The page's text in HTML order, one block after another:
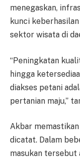
menegaskan,
kunci
sektor wisata di
“Peningkatan
hingga
diakses petani
pertanian maju,”
Akbar
dicatat. Dalam
masukan tersebut